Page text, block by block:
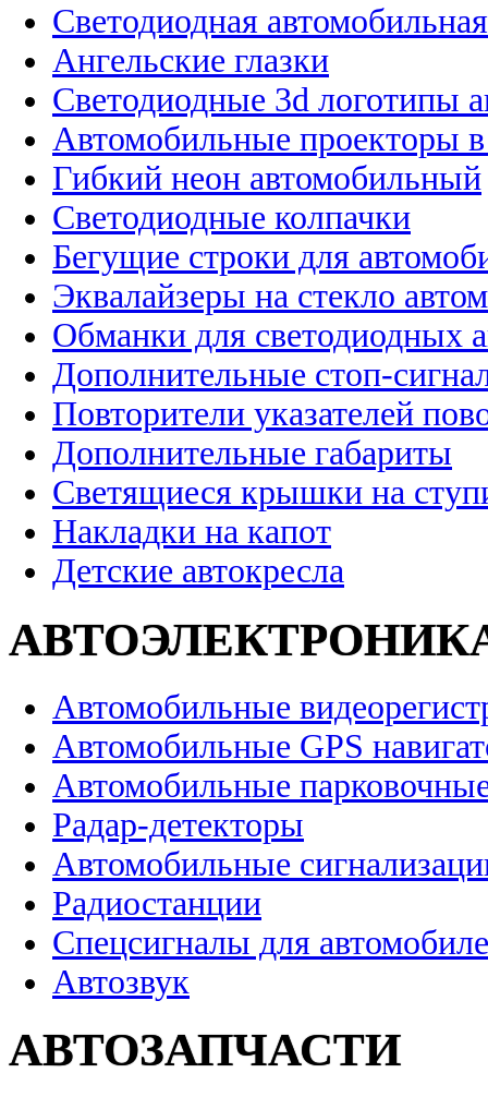
Светодиодная
Ангельские глазки
Светодиодные 3d логотипы
Автомобильные проекторы
Гибкий неон автомобильный
Светодиодные колпачки
Бегущие строки для
Эквалайзеры на стекло
Обманки для светодиодных
Дополнительные стоп-
Повторители указателей
Дополнительные габариты
Светящиеся крышки на
Накладки на капот
Детские автокресла
Автомобильные
Автомобильные GPS
Автомобильные
Радар-детекторы
Автомобильные
Радиостанции
Спецсигналы для
Автозвук
АВТОЗАПЧАСТИ